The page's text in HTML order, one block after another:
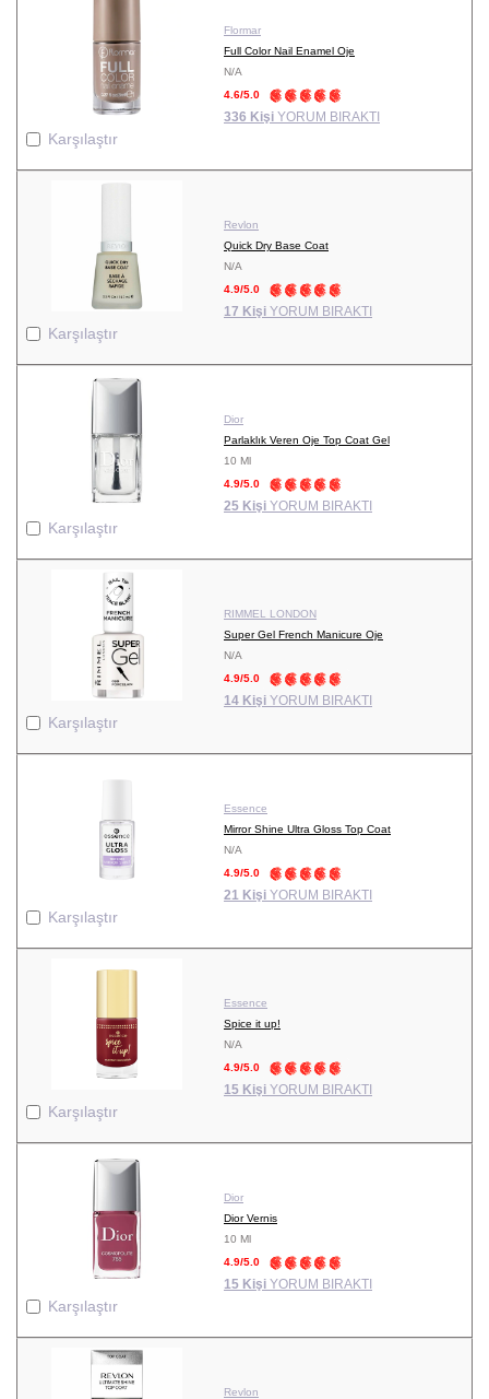
Karşılaştır
Flormar
Full Color Nail Enamel Oje
N/A
4.6/5.0
336 Kişi YORUM BIRAKTI
Karşılaştır
Revlon
Quick Dry Base Coat
N/A
4.9/5.0
17 Kişi YORUM BIRAKTI
Karşılaştır
Dior
Parlaklık Veren Oje Top Coat Gel
10 Ml
4.9/5.0
25 Kişi YORUM BIRAKTI
Karşılaştır
RIMMEL LONDON
Super Gel French Manicure Oje
N/A
4.9/5.0
14 Kişi YORUM BIRAKTI
Karşılaştır
Essence
Mirror Shine Ultra Gloss Top Coat
N/A
4.9/5.0
21 Kişi YORUM BIRAKTI
Karşılaştır
Essence
Spice it up!
N/A
4.9/5.0
15 Kişi YORUM BIRAKTI
Karşılaştır
Dior
Dior Vernis
10 Ml
4.9/5.0
15 Kişi YORUM BIRAKTI
Revlon